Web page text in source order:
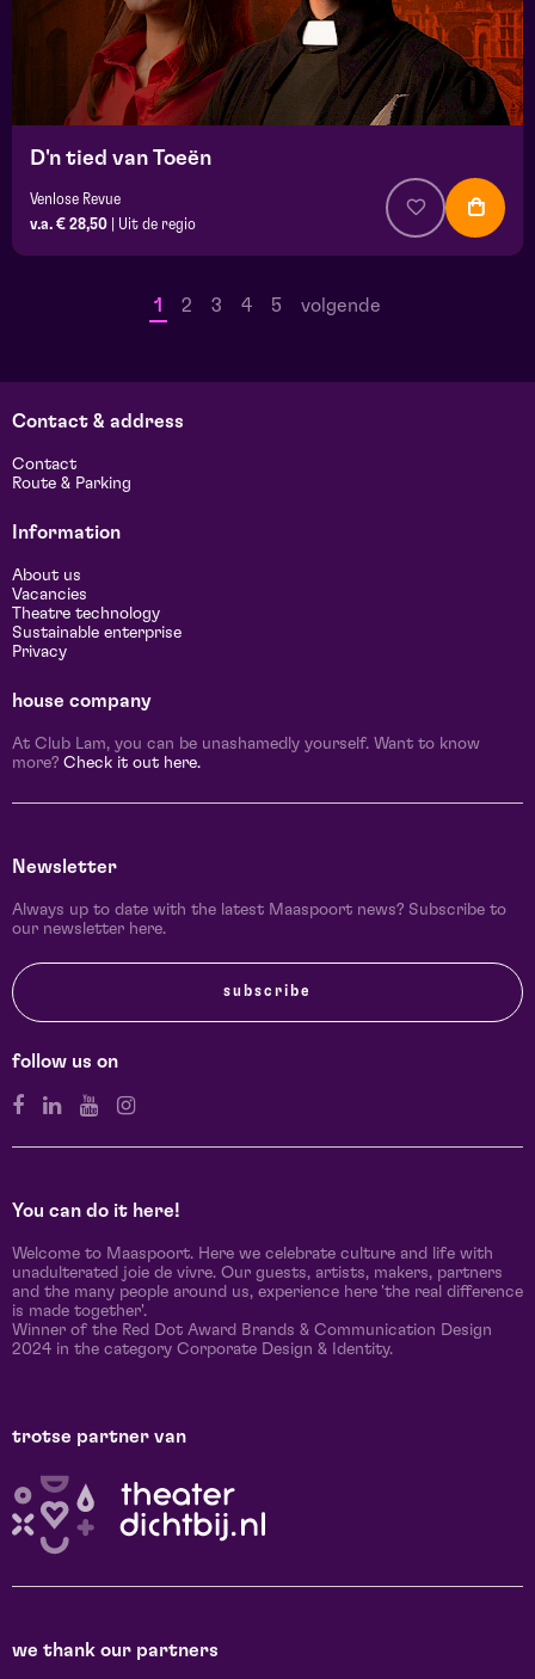
D'n tied van Toeën
Venlose Revue
v.a. € 28,50
Uit de regio
1 2 3 4 5 volgende
Contact & address
Contact
Route & Parking
Information
About us
Vacancies
Theatre technology
Sustainable enterprise
Privacy
house company
At Club Lam, you can be unashamedly yourself. Want to know
more? Check it out here.
Newsletter
Always up to date with the latest Maaspoort news? Subscribe to
our newsletter here.
subscribe
follow us on
You can do it here!
Welcome to Maaspoort. Here we celebrate culture and life with
unadulterated joie de vivre. Our guests, artists, makers, partners
and the many people around us, experience here 'the real difference
is made together'.
Winner of the Red Dot Award Brands & Communication Design
2024 in the category Corporate Design & Identity.
trotse partner van
we thank our partners